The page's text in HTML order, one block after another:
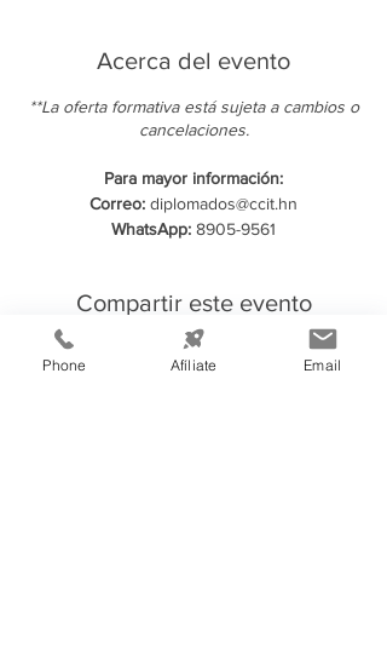
Acerca del evento
**La oferta formativa está sujeta a cambios o
cancelaciones.
Para mayor información:
Correo: diplomados@ccit.hn
WhatsApp: 8905-9561
Compartir este evento
Phone Afíliate Email